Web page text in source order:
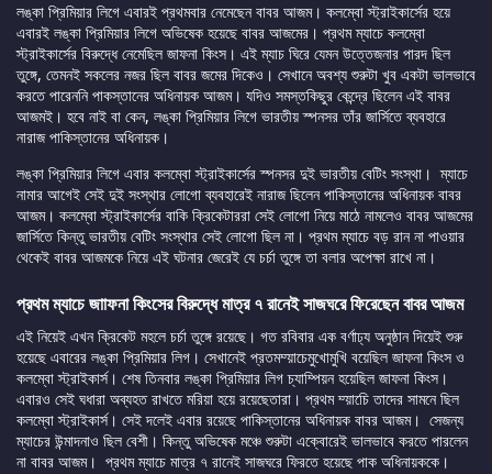
লঙ্কা প্রিমিয়ার লিগে এবারই প্রথমবার নেমেছেন বাবর আজম। কলম্বো স্ট্রাইকার্সের হয়ে
এবারই লঙ্কা প্রিমিয়ার লিগে অভিষেক হয়েছে বাবর আজমের। প্রথম ম্যাচে কলম্বো
স্ট্রাইকার্সের বিরুদ্ধে নেমেছিল জাফনা কিংস। এই ম্যাচ ঘিরে যেমন উত্তেজনার পারদ ছিল
তুঙ্গে, তেমনই সকলের নজর ছিল বাবর জমের দিকেও। সেখানে অবশ্য শুরুটা খুব একটা ভালভাবে
করতে পারেননি পাকস্তানের অধিনায়ক আজম। যদিও সমস্তকিছুর কেন্দ্রে ছিলেন এই বাবর
আজমই। হবে নাই বা কেন, লঙ্কা প্রিমিয়ার লিগে ভারতীয় স্পনসর তাঁর জার্সিতে ব্যবহারে
নারাজ পাকিস্তানের অধিনায়ক।
লঙ্কা প্রিমিয়ার লিগে এবার কলম্বো স্ট্রাইকার্সের স্পনসর দুই ভারতীয় বেটিং সংস্থা। ম্যাচে
নামার আগেই সেই দুই সংস্থার লোগো ব্যবহারেই নারাজ ছিলেন পাকিস্তানের অধিনায়ক বাবর
আজম। কলম্বো স্ট্রাইকার্সের বাকি ক্রিকেটাররা সেই লোগো নিয়ে মাঠে নামলেও বাবর আজমের
জার্সিতে কিন্তু ভারতীয় বেটিং সংস্থার সেই লোগো ছিল না। প্রথম ম্যাচে বড় রান না পাওয়ার
থেকেই বাবর আজমকে নিয়ে এই ঘটনার জেরেই যে চর্চা তুঙ্গে তা বলার অপেক্ষা রাখে না।
প্রথম ম্যাচে জাাফনা কিংসের বিরুদ্ধে মাত্র ৭ রানেই সাজঘরে ফিরেছেন বাবর আজম
এই নিয়েই এখন ক্রিকেট মহলে চর্চা তুঙ্গে রয়েছে। গত রবিবার এক বর্ণাঢ্য অনুষ্ঠান দিয়েই শুরু
হয়েছে এবারের লঙ্কা প্রিমিয়ার লিগ। সেখানেই প্রতমম্য়াচেমুখোমুখি বয়েছিল জাফনা কিংস ও
কলম্বো স্ট্রাইকার্স। শেষ তিনবার লঙ্কা প্রিমিয়ার লিগ চ্যাম্পিয়ন হয়েছিল জাফনা কিংস।
এবারও সেই ঘধারা অব্যহত রাখতে মরিয়া হয়ে রয়েছেতারা। প্রথম ম্য়াচেি তাদের সামনে ছিল
কলম্বো স্ট্রাইকার্স। সেই দলেই এবার রয়েছে পাকিস্তানের অধিনায়ক বাবর আজম। সেজন্য
ম্যাচের উন্মাদনাও ছিল বেশী। কিন্তু অভিষেক মঞ্চে শুরুটা একে্বারেই ভালভাবে করতে পারলেন
না বাবর আজম। প্রথম ম্যাচে মাত্র ৭ রানেই সাজঘরে ফিরতে হয়েছে পাক অধিনায়ককে।